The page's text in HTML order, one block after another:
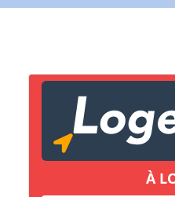
À
Lien vers inscription
Copier lien